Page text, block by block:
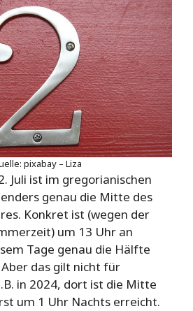
pixabay – Liza
Juli ist im gregorianischen
genau die Mitte des
Konkret ist (wegen der
um 13 Uhr an
Tage genau die Hälfte
das gilt nicht für
in 2024, dort ist die Mitte
um 1 Uhr Nachts erreicht.